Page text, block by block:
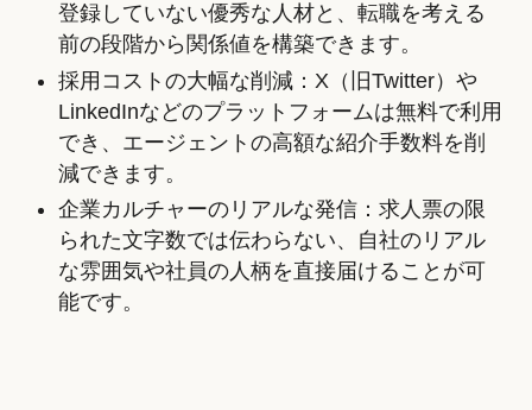
登録していない優秀な人材と、転職を考える
前の段階から関係値を構築できます。
採用コストの大幅な削減：X（旧Twitter）や
LinkedInなどのプラットフォームは無料で利用
でき、エージェントの高額な紹介手数料を削
減できます。
企業カルチャーのリアルな発信：求人票の限
られた文字数では伝わらない、自社のリアル
な雰囲気や社員の人柄を直接届けることが可
能です。